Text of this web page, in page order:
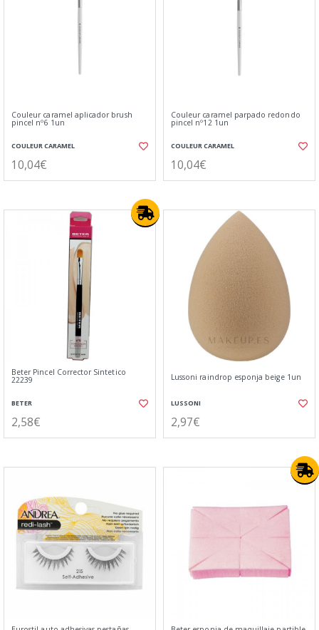
Couleur caramel aplicador brush
pincel nº6 1un
COULEUR CARAMEL
10,04€
Couleur caramel parpado redondo
pincel nº12 1un
COULEUR CARAMEL
10,04€
Beter Pincel Corrector Sintetico
22239
BETER
2,58€
Lussoni raindrop esponja beige 1un
LUSSONI
2,97€